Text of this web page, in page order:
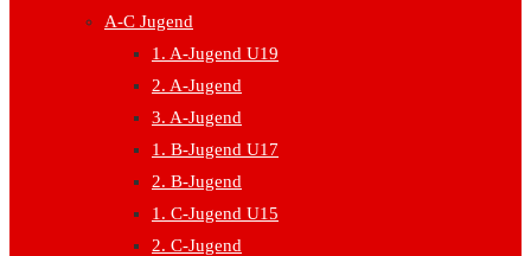
A-C Jugend
1. A-Jugend U19
2. A-Jugend
3. A-Jugend
1. B-Jugend U17
2. B-Jugend
1. C-Jugend U15
2. C-Jugend